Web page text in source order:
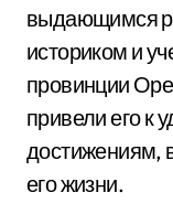
выдающимся
историком и
провинции
привели его к
достижениям,
его жизни.